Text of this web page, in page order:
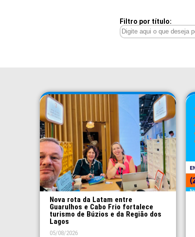
Filtro por título:
Nova rota da Latam entre
Guarulhos e Cabo Frio fortalece
turismo de Búzios e da Região dos
Lagos
05/08/2026